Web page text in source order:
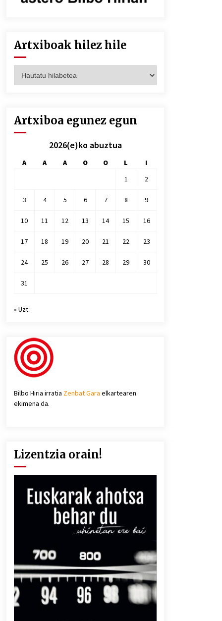
Artxiboak hilez hile
hilez
Artxiboa egunez egun
2026(e)ko abuztua
A A A O O L
I
1
2
3 4 5 6 7 8 9
10 11 12 13 14 15 16
17 18 19 20 21 22 23
24 25 26 27 28 29 30
31
« Uzt
Bilbo Hiria irratia Zenbat Gara elkartearen
ekimena da.
Lizentzia orain!